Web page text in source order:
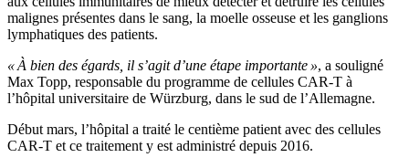
malignes présentes dans le sang, la moelle osseuse et les ganglions
lymphatiques des patients.
« À bien des égards, il s’agit d’une étape importante », a souligné
Max Topp, responsable du programme de cellules CAR-T à
l’hôpital universitaire de Würzburg, dans le sud de l’Allemagne.
Début mars, l’hôpital a traité le centième patient avec des cellules
CAR-T et ce traitement y est administré depuis 2016.